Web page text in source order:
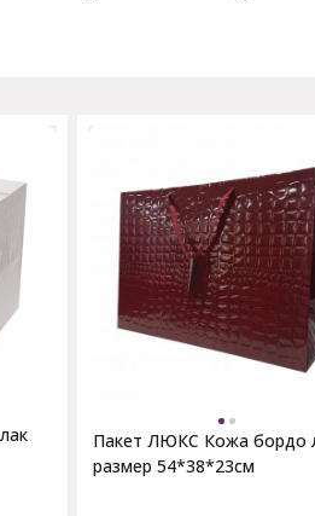
Пакет ЛЮКС Кожа бордо
размер 54*38*23см